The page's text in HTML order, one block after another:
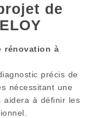
de
rénovation à
précis de
nécessitant une
aidera à définir les